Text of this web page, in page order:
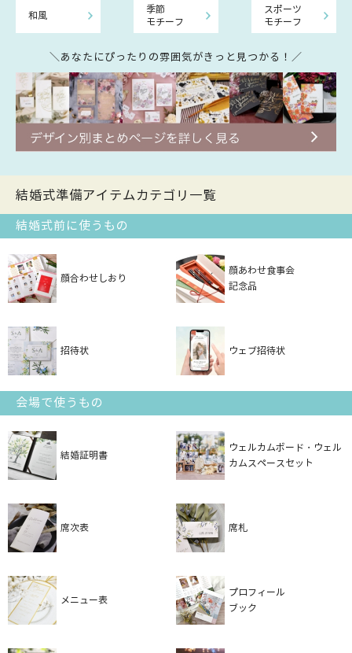
和風
季節
モチーフ
スポーツ
モチーフ
＼あなたにぴったりの雰囲気がきっと見つかる！／
結婚式準備アイテムカテゴリ一覧
結婚式前に使うもの
顔合わせしおり
顔あわせ食事会
記念品
招待状 ウェブ招待状
会場で使うもの
結婚証明書
ウェルカムボード・ウェル
カムスペースセット
席次表 席札
メニュー表
プロフィール
ブック